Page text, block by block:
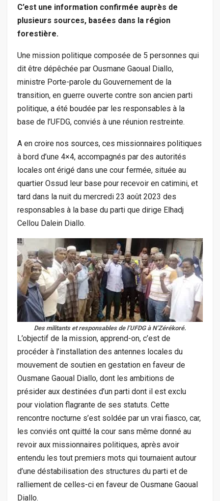
C’est une information confirmée auprès de
plusieurs sources, basées dans la région
forestière.
Une mission politique composée de 5 personnes qui
dit être dépêchée par Ousmane Gaoual Diallo,
ministre Porte-parole du Gouvernement de la
transition, en guerre ouverte contre son ancien parti
politique, a été boudée par les responsables à la
base de l’UFDG, conviés à une réunion restreinte.
A en croire nos sources, ces missionnaires politiques
à bord d’une 4×4, accompagnés par des autorités
locales ont érigé dans une cour fermée, située au
quartier Ossud leur base pour recevoir en catimini, et
tard dans la nuit du mercredi 23 août 2023 des
responsables à la base du parti que dirige Elhadj
Cellou Dalein Diallo.
Des militants et responsables de l’UFDG à N’Zérékoré.
L’objectif de la mission, apprend-on, c’est de
procéder à l’installation des antennes locales du
mouvement de soutien en gestation en faveur de
Ousmane Gaoual Diallo, dont les ambitions de
présider aux destinées d’un parti dont il est exclu
pour violation flagrante de ses statuts. Cette
rencontre nocturne s’est soldée par un vrai fiasco, car,
les conviés ont quitté la cour sans même donné au
revoir aux missionnaires politiques, après avoir
entendu les tout premiers mots qui tournaient autour
d’une déstabilisation des structures du parti et de
ralliement de celles-ci en faveur de Ousmane Gaoual
Diallo.